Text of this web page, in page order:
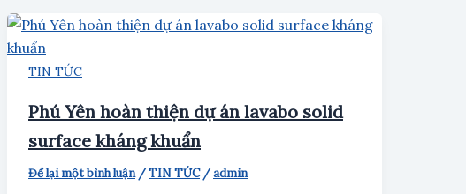
TIN TỨC
Phú Yên hoàn thiện dự án lavabo solid
surface kháng khuẩn
Để lại một bình luận /TIN TỨC/admin